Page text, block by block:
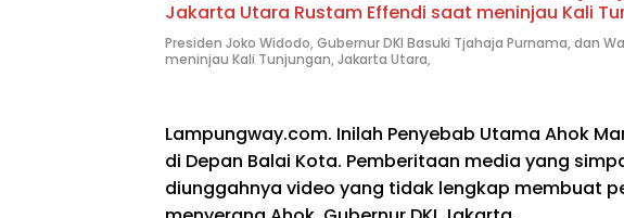
Presiden Joko Widodo, Gubernur DKI Basuki Tjahaja Purnama, dan
meninjau Kali Tunjungan, Jakarta Utara,
Lampungway.com. Inilah Penyebab Utama Ahok
di Depan Balai Kota. Pemberitaan media yang
diunggahnya video yang tidak lengkap membuat